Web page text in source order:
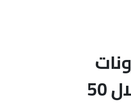
النفط العالمي وموارد الطاقة الأحفورية على الأرض ستنفد خلال 50